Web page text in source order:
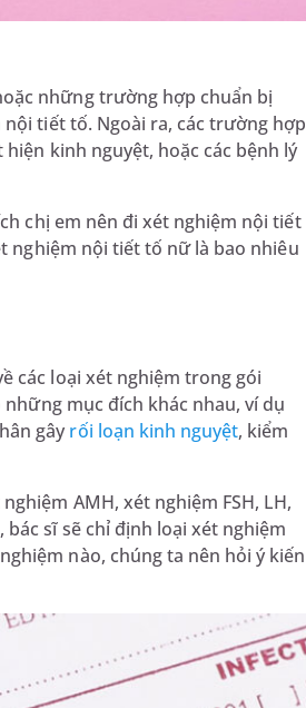
những trường hợp chuẩn bị
tiết tố. Ngoài ra, các trường hợp
kinh nguyệt, hoặc các bệnh lý
chị em nên đi xét nghiệm nội tiết
nghiệm nội tiết tố nữ là bao nhiêu
các loại xét nghiệm trong gói
mục đích khác nhau, ví dụ
gây rối loạn kinh nguyệt, kiểm
AMH, xét nghiệm FSH, LH,
sĩ sẽ chỉ định loại xét nghiệm
nào, chúng ta nên hỏi ý kiến